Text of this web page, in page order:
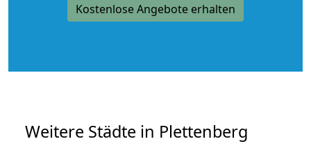
Kostenlose Angebote erhalten
Weitere Städte in Plettenberg